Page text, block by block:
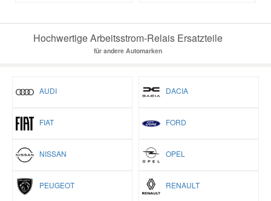
Hochwertige Arbeitsstrom-Relais Ersatzteile
für andere Automarken
AUDI DACIA
FIAT FORD
NISSAN OPEL
PEUGEOT RENAULT